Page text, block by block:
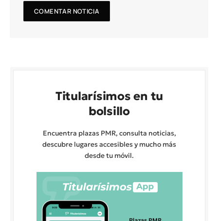
Titularísimos en tu
bolsillo
Encuentra plazas PMR, consulta noticias,
descubre lugares accesibles y mucho más
desde tu móvil.